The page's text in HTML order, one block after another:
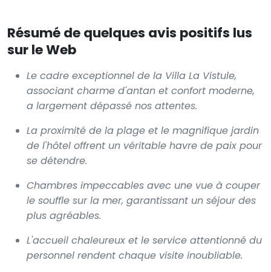
Résumé de quelques avis positifs lus
sur le Web
Le cadre exceptionnel de la Villa La Vistule,
associant charme d'antan et confort moderne,
a largement dépassé nos attentes.
La proximité de la plage et le magnifique jardin
de l'hôtel offrent un véritable havre de paix pour
se détendre.
Chambres impeccables avec une vue à couper
le souffle sur la mer, garantissant un séjour des
plus agréables.
L'accueil chaleureux et le service attentionné du
personnel rendent chaque visite inoubliable.